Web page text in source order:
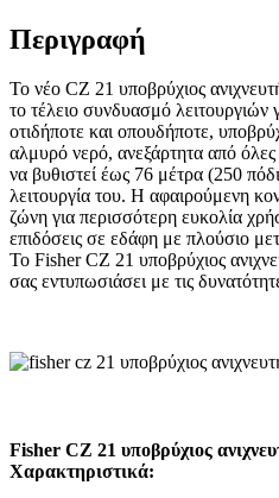
Περιγραφή
To νέο CZ 21 υποβρύχιος
το τέλειο συνδυασμό λειτουργιών
οτιδήποτε και οπουδήποτε,
αλμυρό νερό, ανεξάρτητα από όλες
να βυθιστεί έως 76 μέτρα (250
λειτουργία του. H αφαιρούμενη
ζώνη για περισσότερη ευκολία
επιδόσεις σε εδάφη με πλούσιο
Το Fisher CZ 21 υποβρύχιος
σας εντυπωσιάσει με τις
Fisher CZ 21 υποβρύχιος
Χαρακτηριστικά: